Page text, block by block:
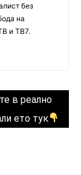
без
на
и ТВ7.
в реално
ето тук